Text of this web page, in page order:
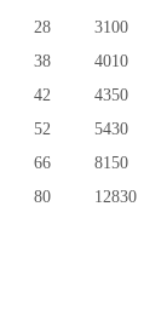
28
3100
38
4010
42
4350
52
5430
66
8150
80 12830